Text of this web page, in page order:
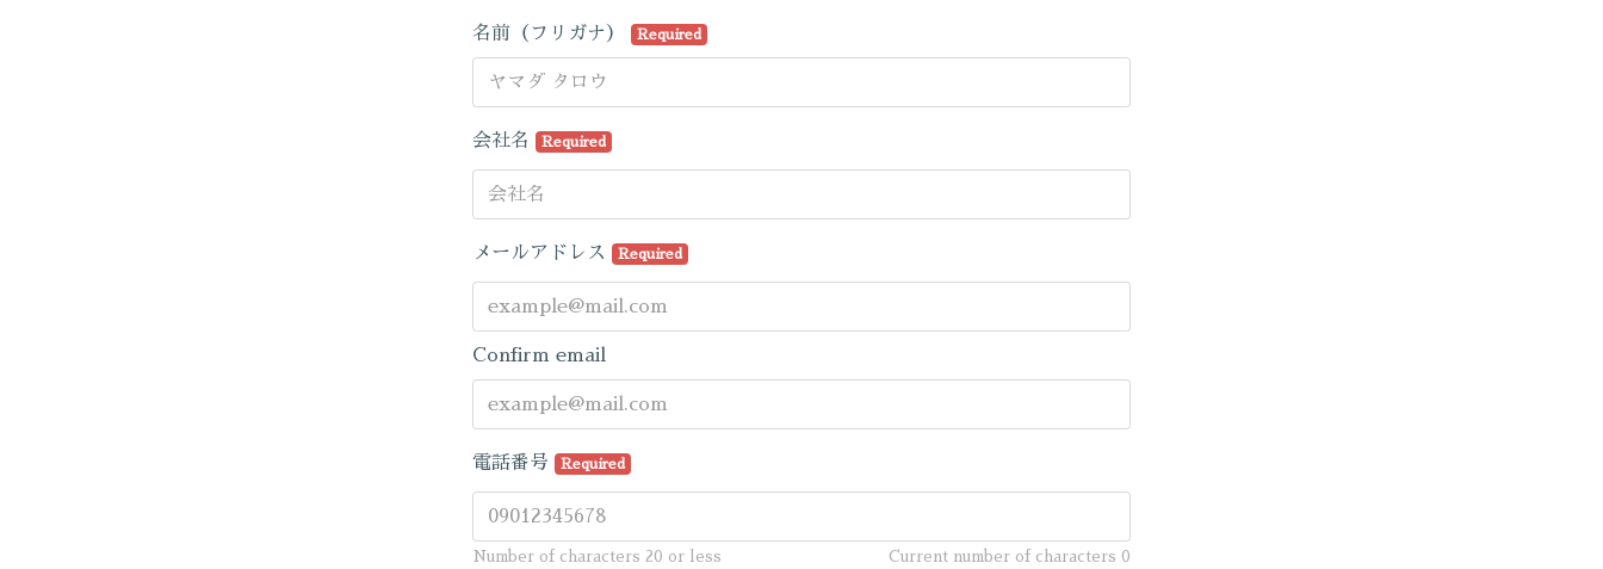
名前（フリガナ） Required
会社名 Required
メールアドレス Required
Confirm email
電話番号 Required
Number of characters 20 or less Current number of characters 0